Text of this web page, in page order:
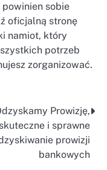
sobie
oficjalną stronę
namiot, który
potrzeb
zorganizować.
Prowizję,
skuteczne i sprawne
prowizji
bankowych